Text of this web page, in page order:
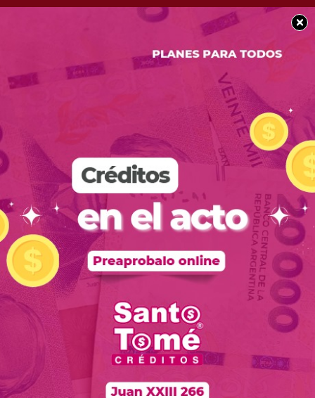
×
Alerta Metereológico:
Se esperan fuertes
tormentas para las
próximas horas